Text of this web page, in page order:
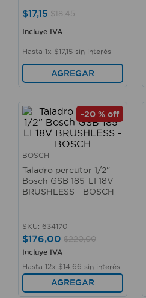
$17,15 $18,45
Incluye IVA
Hasta 1x $17,15 sin interés
AGREGAR
-20 % off
BOSCH
Taladro percutor 1/2"
Bosch GSB 185-LI 18V
BRUSHLESS - BOSCH
SKU: 634170
$176,00 $220,00
Incluye IVA
Hasta 12x $14 66 sin interés
AGREGAR